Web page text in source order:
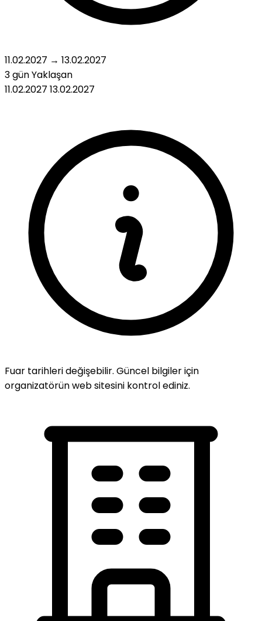
11.02.2027 → 13.02.2027
3 günYaklaşan
11.02.2027 13.02.2027
Fuar tarihleri değişebilir. Güncel bilgiler için
organizatörün web sitesini kontrol ediniz.